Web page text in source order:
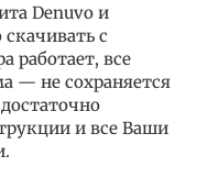
Denuvo и
с
работает, все
— не сохраняется
и все Ваши